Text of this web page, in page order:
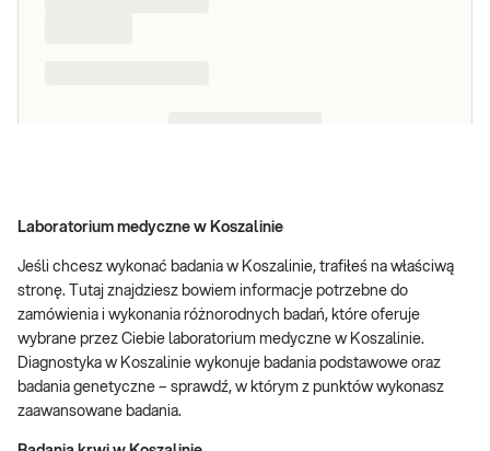
Laboratorium medyczne w Koszalinie
Jeśli chcesz wykonać badania w Koszalinie, trafiłeś na właściwą
stronę. Tutaj znajdziesz bowiem informacje potrzebne do
zamówienia i wykonania różnorodnych badań, które oferuje
wybrane przez Ciebie laboratorium medyczne w Koszalinie.
Diagnostyka w Koszalinie wykonuje badania podstawowe oraz
badania genetyczne – sprawdź, w którym z punktów wykonasz
zaawansowane badania.